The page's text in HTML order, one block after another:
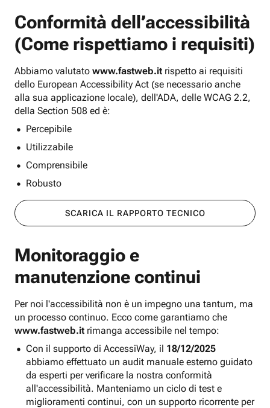
Conformità dell’accessibilità
(Come rispettiamo i requisiti)
Abbiamo valutato www.fastweb.it rispetto ai requisiti
dello European Accessibility Act (se necessario anche
alla sua applicazione locale), dell'ADA, delle WCAG 2.2,
della Section 508 ed è:
Percepibile
Utilizzabile
Comprensibile
Robusto
SCARICA IL RAPPORTO TECNICO
Monitoraggio e
manutenzione continui
Per noi l'accessibilità non è un impegno una tantum, ma
un processo continuo. Ecco come garantiamo che
www.fastweb.it rimanga accessibile nel tempo:
Con il supporto di AccessiWay, il 18/12/2025
abbiamo effettuato un audit manuale esterno guidato
da esperti per verificare la nostra conformità
all'accessibilità. Manteniamo un ciclo di test e
miglioramenti continui, con un supporto ricorrente per